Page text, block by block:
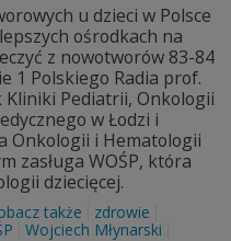
u dzieci w Polsce
ośrodkach na
z nowotworów 83-84
1 Polskiego Radia prof.
Kliniki Pediatrii, Onkologii
w Łodzi i
Onkologii i Hematologii
zasługa WOŚP, która
dziecięcej.
także
zdrowie
Wojciech Młynarski